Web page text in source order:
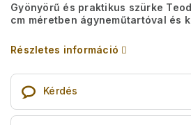
Gyönyörű és praktikus szürke
cm méretben ágyneműtartóval és
Részletes információ
Kérdés